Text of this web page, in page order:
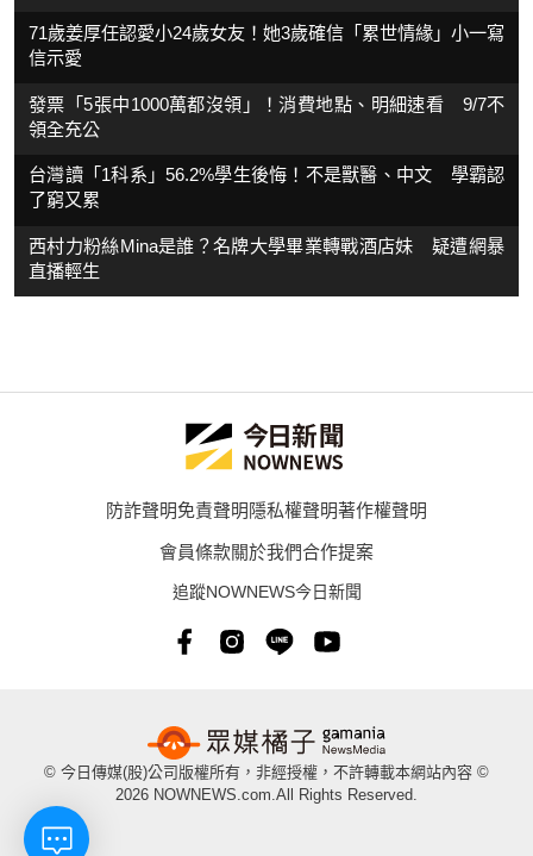
71歲姜厚任認愛小24歲女友！她3歲確信「累世情緣」小一寫
信示愛
發票「5張中1000萬都沒領」！消費地點、明細速看 9/7不
領全充公
台灣讀「1科系」56.2%學生後悔！不是獸醫、中文 學霸認
了窮又累
西村力粉絲Mina是誰？名牌大學畢業轉戰酒店妹 疑遭網暴
直播輕生
防詐聲明免責聲明隱私權聲明著作權聲明
會員條款關於我們合作提案
追蹤NOWNEWS今日新聞
© 今日傳媒(股)公司版權所有，非經授權，不許轉載本網站內容 ©
2026 NOWNEWS.com.All Rights Reserved.